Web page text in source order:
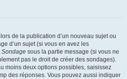
de la publication d’un nouveau sujet ou
d’un sujet (si vous en avez les
Sondage sous la partie message (si vous ne
pas le droit de créer des sondages).
moins deux options possibles, saisissez
des réponses. Vous pouvez aussi indiquer